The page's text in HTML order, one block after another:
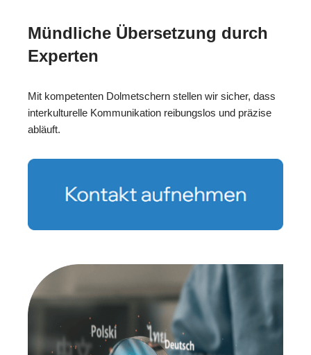
Mündliche Übersetzung durch
Experten
Mit kompetenten Dolmetschern stellen wir sicher, dass
interkulturelle Kommunikation reibungslos und präzise
abläuft.